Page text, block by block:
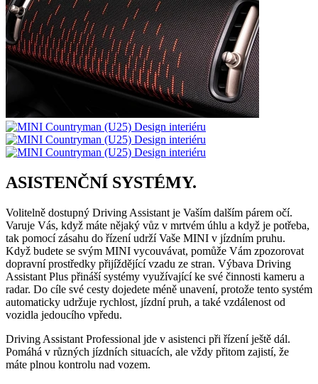
ASISTENČNÍ SYSTÉMY.
Volitelně dostupný Driving Assistant je Vaším dalším párem očí.
Varuje Vás, když máte nějaký vůz v mrtvém úhlu a když je potřeba,
tak pomocí zásahu do řízení udrží Vaše MINI v jízdním pruhu.
Když budete se svým MINI vycouvávat, pomůže Vám zpozorovat
dopravní prostředky přijíždějící vzadu ze stran. Výbava Driving
Assistant Plus přináší systémy využívající ke své činnosti kameru a
radar. Do cíle své cesty dojedete méně unavení, protože tento systém
automaticky udržuje rychlost, jízdní pruh, a také vzdálenost od
vozidla jedoucího vpředu.
Driving Assistant Professional jde v asistenci při řízení ještě dál.
Pomáhá v různých jízdních situacích, ale vždy přitom zajistí, že
máte plnou kontrolu nad vozem.